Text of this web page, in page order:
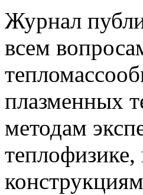
Журнал
всем
плазменных
методам